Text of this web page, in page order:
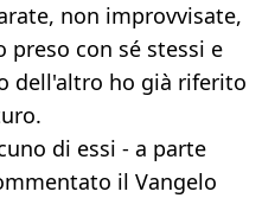
non improvvisate,
con sé stessi e
dell'altro ho già riferito
di essi - a parte
il Vangelo